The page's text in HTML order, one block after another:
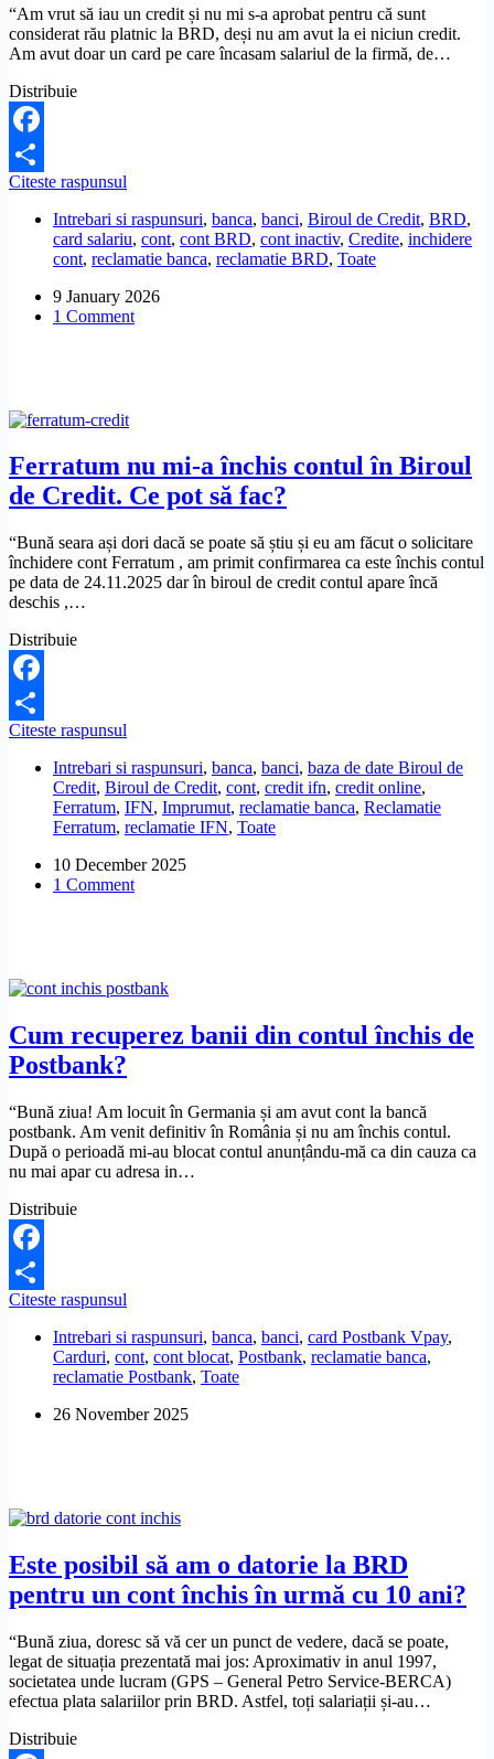
“Am vrut să iau un credit și nu mi s-a aprobat pentru că sunt
considerat rău platnic la BRD, deși nu am avut la ei niciun credit.
Am avut doar un card pe care încasam salariul de la firmă, de…
Distribuie
Facebook
Share
Citeste raspunsul
mi-
a
închis
și
m-
platnici.
pot
să
fac?
Intrebari si raspunsuri, banca, banci, Biroul de Credit, BRD,
card salariu, cont, cont BRD, cont inactiv, Credite, inchidere
cont, reclamatie banca, reclamatie BRD, Toate
9 January 2026
1 Comment
Ferratum nu mi-a închis contul în Biroul
de Credit. Ce pot să fac?
“Bună seara ași dori dacă se poate să știu și eu am făcut o solicitare
închidere cont Ferratum , am primit confirmarea ca este închis contul
pe data de 24.11.2025 dar în biroul de credit contul apare încă
deschis ,…
Distribuie
Facebook
Share
Citeste raspunsul
mi-
a
închis
contul
Biroul
de
fac?
Intrebari si raspunsuri, banca, banci, baza de date Biroul de
Credit, Biroul de Credit, cont, credit ifn, credit online,
Ferratum, IFN, Imprumut, reclamatie banca, Reclamatie
Ferratum, reclamatie IFN, Toate
10 December 2025
1 Comment
Cum recuperez banii din contul închis de
Postbank?
“Bună ziua! Am locuit în Germania și am avut cont la bancă
postbank. Am venit definitiv în România și nu am închis contul.
După o perioadă mi-au blocat contul anunțându-mă ca din cauza ca
nu mai apar cu adresa in…
Distribuie
Facebook
Share
Citeste raspunsul
banii
din
contul
de
Intrebari si raspunsuri, banca, banci, card Postbank Vpay,
Carduri, cont, cont blocat, Postbank, reclamatie banca,
reclamatie Postbank, Toate
26 November 2025
Este posibil să am o datorie la BRD
pentru un cont închis în urmă cu 10 ani?
“Bună ziua, doresc să vă cer un punct de vedere, dacă se poate,
legat de situația prezentată mai jos: Aproximativ in anul 1997,
societatea unde lucram (GPS – General Petro Service-BERCA)
efectua plata salariilor prin BRD. Astfel, toți salariații și-au…
Distribuie